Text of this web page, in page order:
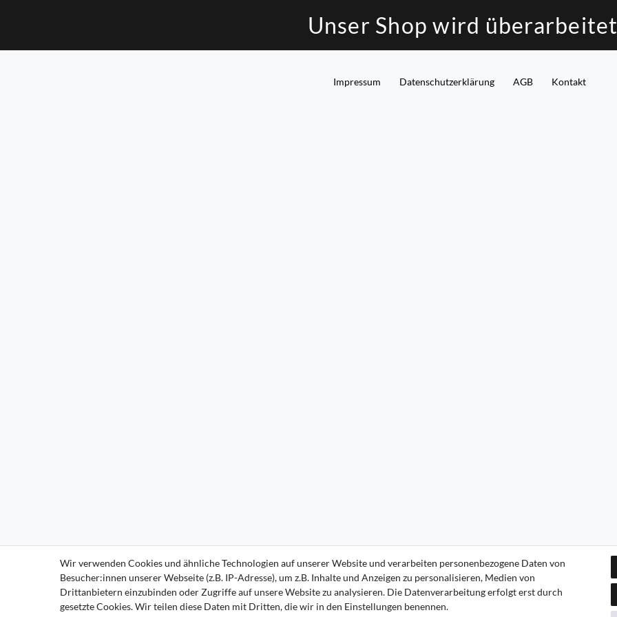
Unser Shop wird
Impressum Daten­schutz­erklärung AGB Kontakt
Wir verwenden Cookies und ähnliche Technologien auf unserer Website und verarbeiten personenbezogene Daten von
Besucher:innen unserer Webseite (z.B. IP-Adresse), um z.B. Inhalte und Anzeigen zu personalisieren, Medien von
Drittanbietern einzubinden oder Zugriffe auf unsere Website zu analysieren. Die Datenverarbeitung erfolgt erst durch
gesetzte Cookies. Wir teilen diese Daten mit Dritten, die wir in den Einstellungen benennen.